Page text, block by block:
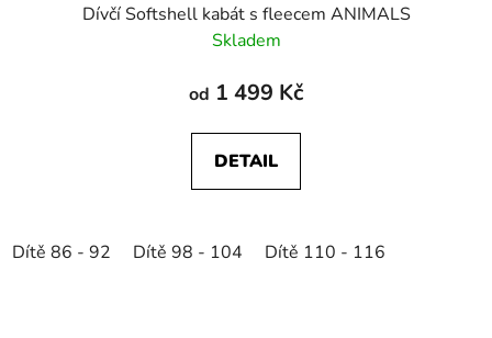
Dívčí Softshell kabát s fleecem ANIMALS
Skladem
od 1 499 Kč
DETAIL
Dítě 86 - 92 Dítě 98 - 104 Dítě 110 - 116